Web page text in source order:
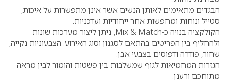
הבגדים מתאימים לאותן הנשים אשר אינן מתפשרות על איכות,
סטייל ונוחות ומחפשות אחר ייחודיות ועדכניות.
הקולקציה בנויה כ-Mix & Match, ניתן ליצור מערכות שונות
ולהחליף בין הפריטים בהתאם לסגנון וסוג האירוע. הצבעוניות נקייה,
שחור, פודרה ודפוסים בצבעי אבן.
הגזרות המחמיאות לגוף שמשלבות בין פשטות והומור לבין מראה
מתוחכם ורענן.